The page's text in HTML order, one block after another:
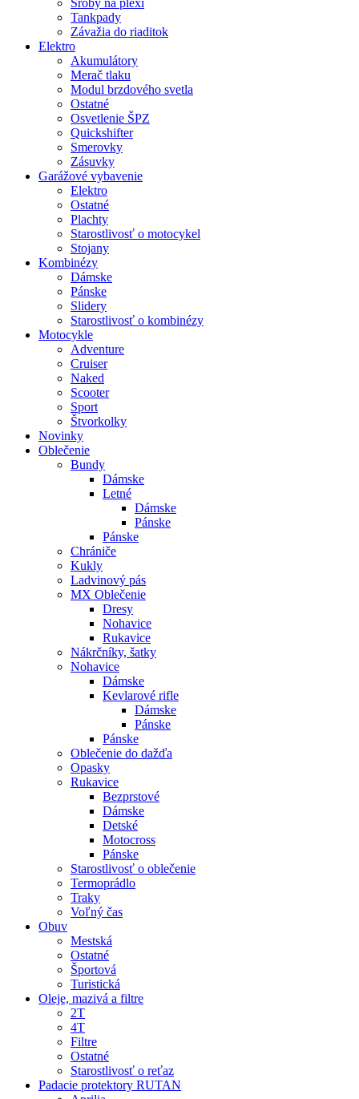
Šróby na plexi
Tankpady
Závažia do riaditok
Elektro
Akumulátory
Merač tlaku
Modul brzdového svetla
Ostatné
Osvetlenie ŠPZ
Quickshifter
Smerovky
Zásuvky
Garážové vybavenie
Elektro
Ostatné
Plachty
Starostlivosť o motocykel
Stojany
Kombinézy
Dámske
Pánske
Slidery
Starostlivosť o kombinézy
Motocykle
Adventure
Cruiser
Naked
Scooter
Sport
Štvorkolky
Novinky
Oblečenie
Bundy
Dámske
Letné
Dámske
Pánske
Pánske
Chrániče
Kukly
Ladvinový pás
MX Oblečenie
Dresy
Nohavice
Rukavice
Nákrčníky, šatky
Nohavice
Dámske
Kevlarové rifle
Dámske
Pánske
Pánske
Oblečenie do dažďa
Opasky
Rukavice
Bezprstové
Dámske
Detské
Motocross
Pánske
Starostlivosť o oblečenie
Termoprádlo
Traky
Voľný čas
Obuv
Mestská
Ostatné
Športová
Turistická
Oleje, mazivá a filtre
2T
4T
Filtre
Ostatné
Starostlivosť o reťaz
Padacie protektory RUTAN